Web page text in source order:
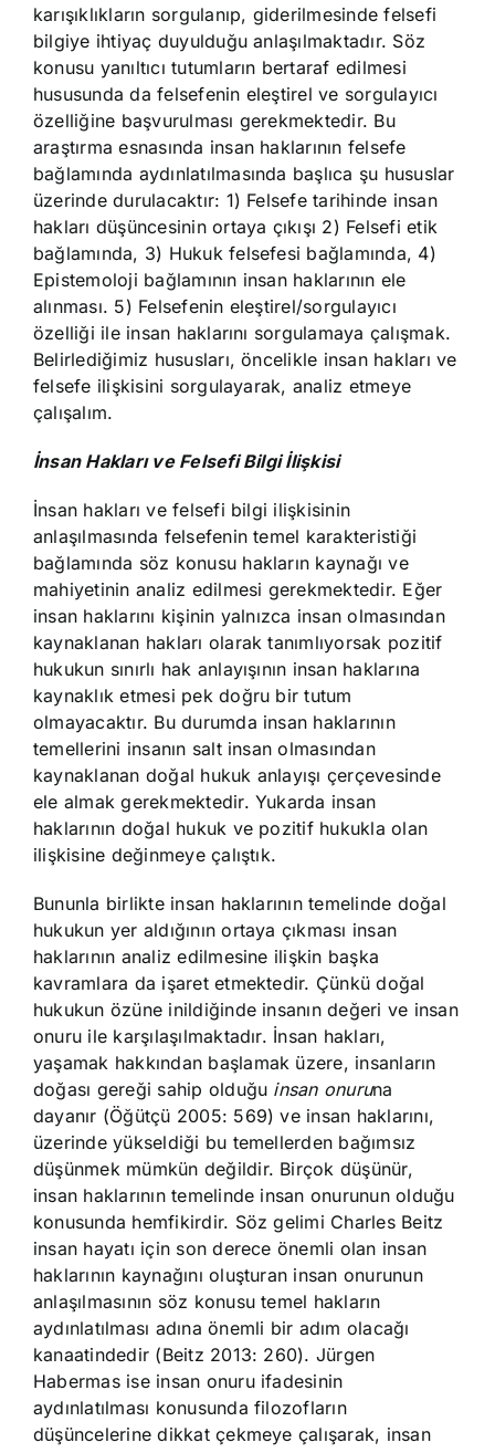
karışıklıkların sorgulanıp, giderilmesinde felsefi
bilgiye ihtiyaç duyulduğu anlaşılmaktadır. Söz
konusu yanıltıcı tutumların bertaraf edilmesi
hususunda da felsefenin eleştirel ve sorgulayıcı
özelliğine başvurulması gerekmektedir. Bu
araştırma esnasında insan haklarının felsefe
bağlamında aydınlatılmasında başlıca şu hususlar
üzerinde durulacaktır: 1) Felsefe tarihinde insan
hakları düşüncesinin ortaya çıkışı 2) Felsefi etik
bağlamında, 3) Hukuk felsefesi bağlamında, 4)
Epistemoloji bağlamının insan haklarının ele
alınması. 5) Felsefenin eleştirel/sorgulayıcı
özelliği ile insan haklarını sorgulamaya çalışmak.
Belirlediğimiz hususları, öncelikle insan hakları ve
felsefe ilişkisini sorgulayarak, analiz etmeye
çalışalım.
İnsan Hakları ve Felsefi Bilgi İlişkisi
İnsan hakları ve felsefi bilgi ilişkisinin
anlaşılmasında felsefenin temel karakteristiği
bağlamında söz konusu hakların kaynağı ve
mahiyetinin analiz edilmesi gerekmektedir. Eğer
insan haklarını kişinin yalnızca insan olmasından
kaynaklanan hakları olarak tanımlıyorsak pozitif
hukukun sınırlı hak anlayışının insan haklarına
kaynaklık etmesi pek doğru bir tutum
olmayacaktır. Bu durumda insan haklarının
temellerini insanın salt insan olmasından
kaynaklanan doğal hukuk anlayışı çerçevesinde
ele almak gerekmektedir. Yukarda insan
haklarının doğal hukuk ve pozitif hukukla olan
ilişkisine değinmeye çalıştık.
Bununla birlikte insan haklarının temelinde doğal
hukukun yer aldığının ortaya çıkması insan
haklarının analiz edilmesine ilişkin başka
kavramlara da işaret etmektedir. Çünkü doğal
hukukun özüne inildiğinde insanın değeri ve insan
onuru ile karşılaşılmaktadır. İnsan hakları,
yaşamak hakkından başlamak üzere, insanların
doğası gereği sahip olduğu insan onuruna
dayanır (Öğütçü 2005: 569) ve insan haklarını,
üzerinde yükseldiği bu temellerden bağımsız
düşünmek mümkün değildir. Birçok düşünür,
insan haklarının temelinde insan onurunun olduğu
konusunda hemfikirdir. Söz gelimi Charles Beitz
insan hayatı için son derece önemli olan insan
haklarının kaynağını oluşturan insan onurunun
anlaşılmasının söz konusu temel hakların
aydınlatılması adına önemli bir adım olacağı
kanaatindedir (Beitz 2013: 260). Jürgen
Habermas ise insan onuru ifadesinin
aydınlatılması konusunda filozofların
düşüncelerine dikkat çekmeye çalışarak, insan